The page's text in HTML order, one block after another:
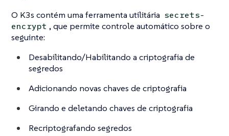
O K3s contém uma ferramenta utilitária secrets-
encrypt , que permite controle automático sobre o
seguinte:
Desabilitando/Habilitando a criptografia de
segredos
Adicionando novas chaves de criptografia
Girando e deletando chaves de criptografia
Recriptografando segredos